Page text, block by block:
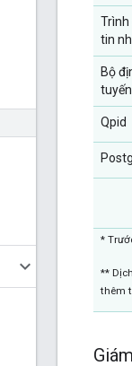
Trình
tin
Bộ
tuyến
Qpid
*
**
thêm